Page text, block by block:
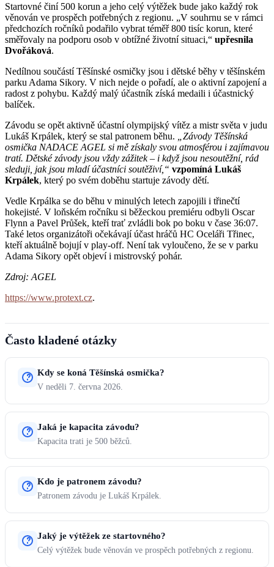
Startovné činí 500 korun a jeho celý výtěžek bude jako každý rok
věnován ve prospěch potřebných z regionu. „V souhrnu se v rámci
předchozích ročníků podařilo vybrat téměř 800 tisíc korun, které
směřovaly na podporu osob v obtížné životní situaci,“ upřesnila
Dvořáková.
Nedílnou součástí Těšínské osmičky jsou i dětské běhy v těšínském
parku Adama Sikory. V nich nejde o pořadí, ale o aktivní zapojení a
radost z pohybu. Každý malý účastník získá medaili i účastnický
balíček.
Závodu se opět aktivně účastní olympijský vítěz a mistr světa v judu
Lukáš Krpálek, který se stal patronem běhu.
„Závody Těšínská
osmička NADACE AGEL si mě získaly svou atmosférou i zajímavou
tratí. Dětské závody jsou vždy zážitek – i když jsou nesoutěžní, rád
sleduji, jak jsou mladí účastníci soutěživí,“ vzpomíná Lukáš
Krpálek, který po svém doběhu startuje závody dětí.
Vedle Krpálka se do běhu v minulých letech zapojili i třinečtí
hokejisté. V loňském ročníku si běžeckou premiéru odbyli Oscar
Flynn a Pavel Průšek, kteří trať zvládli bok po boku v čase 36:07.
Také letos organizátoři očekávají účast hráčů HC Oceláři Třinec,
kteří aktuálně bojují v play-off. Není tak vyloučeno, že se v parku
Adama Sikory opět objeví i mistrovský pohár.
Zdroj: AGEL
https://www.protext.cz.
Často kladené otázky
Kdy se koná Těšínská osmička?
V neděli 7. června 2026.
Jaká je kapacita závodu?
Kapacita trati je 500 běžců.
Kdo je patronem závodu?
Patronem závodu je Lukáš Krpálek.
Jaký je výtěžek ze startovného?
Celý výtěžek bude věnován ve prospěch potřebných z regionu.